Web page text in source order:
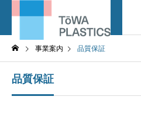
事業案内 品質保証
品質保証